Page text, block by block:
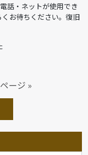
話・ネットが使用でき
お待ちください。復旧
ージ »